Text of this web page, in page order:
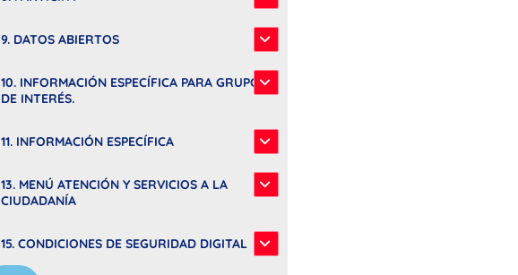
9. DATOS ABIERTOS
10. INFORMACIÓN ESPECÍFICA PARA GRUPOS
DE INTERÉS.
11. INFORMACIÓN ESPECÍFICA
13. MENÚ ATENCIÓN Y SERVICIOS A LA
CIUDADANÍA
15. CONDICIONES DE SEGURIDAD DIGITAL